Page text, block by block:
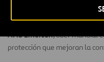
AMS Emerson, líder mundial
protección que mejoran la